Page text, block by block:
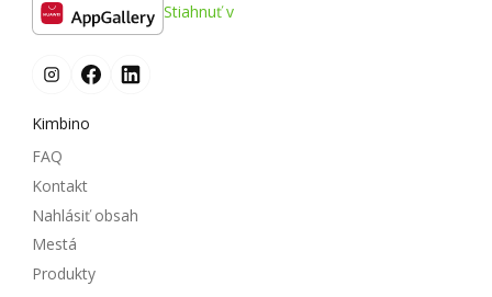
Stiahnuť v
Kimbino
FAQ
Kontakt
Nahlásiť obsah
Mestá
Produkty